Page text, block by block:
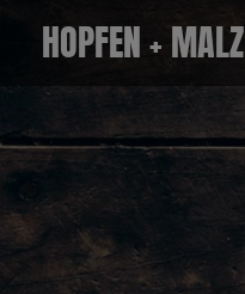
Inhalt
springen
HOPFEN + MALZ